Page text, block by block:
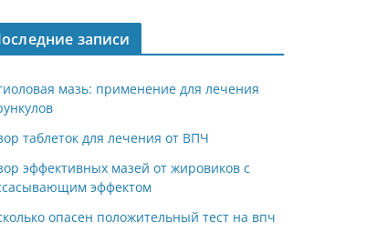
записи
мазь: применение для лечения
таблеток для лечения от ВПЧ
эффективных мазей от жировиков с
эффектом
опасен положительный тест на впч